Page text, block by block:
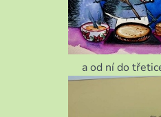
a od ní do